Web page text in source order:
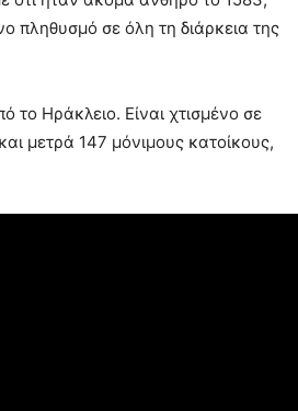
πληθυσμό σε όλη τη διάρκεια της
το Ηράκλειο. Είναι χτισμένο σε
μετρά 147 μόνιμους κατοίκους,